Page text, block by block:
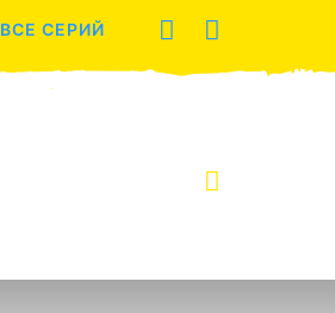
ВСЕ СЕРИЙ